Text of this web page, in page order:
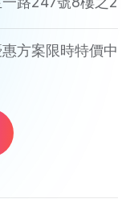
方案限時特價中